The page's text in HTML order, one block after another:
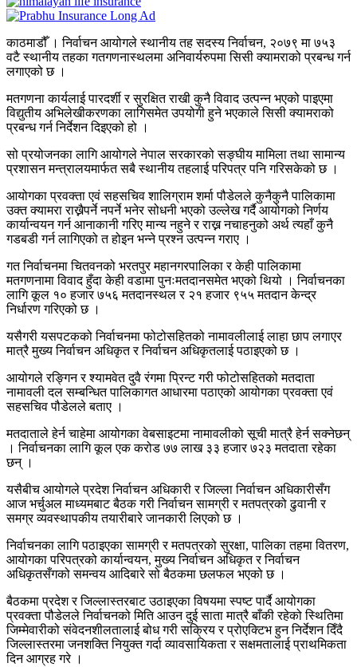
काठमाडौँ । निर्वाचन आयोगले स्थानीय तह सदस्य निर्वाचन, २०७९ मा ७५३
वटै स्थानीय तहका गतगणनास्थलमा अनिवार्यरुपमा सिसी क्यामराको प्रबन्ध गर्न
लगाएको छ ।
मतगणना कार्यलाई पारदर्शी र सुरक्षित राखी कुनै विवाद उत्पन्न भएको पाइएमा
विद्युतीय अभिलेखीकरणका लागिसमेत उपयोगी हुने भएकाले सिसी क्यामराको
प्रबन्ध गर्न निर्देशन दिइएको हो ।
सो प्रयोजनका लागि आयोगले नेपाल सरकारको सङ्घीय मामिला तथा सामान्य
प्रशासन मन्त्रालयमार्फत सबै स्थानीय तहलाई परिपत्र पनि गरिसकेको छ ।
आयोगका प्रवक्ता एवं सहसचिव शालिग्राम शर्मा पौडेलले कुनैकुनै पालिकामा
उक्त क्यामरा राख्नैपर्ने नपर्ने भनेर सोधनी भएको उल्लेख गर्दै आयोगको निर्णय
कार्यान्वयन गर्न आनाकानी गरिए मान्य नहुने र राख्न नचाहनुको अर्थ त्यहाँ कुनै
गडबडी गर्न लागिएको त होइन भन्ने प्रश्न उत्पन्न गराए ।
गत निर्वाचनमा चितवनको भरतपुर महानगरपालिका र केही पालिकामा
मतगणनामा विवाद हुँदा केही वडामा पुनःमतदानसमेत भएको थियो । निर्वाचनका
लागि कूल १० हजार ७५६ मतदानस्थल र २१ हजार ९५५ मतदान केन्द्र
निर्धारण गरिएको छ ।
यसैगरी यसपटकको निर्वाचनमा फोटोसहितको नामावलीलाई लाहा छाप लगाएर
मात्रै मुख्य निर्वाचन अधिकृत र निर्वाचन अधिकृतलाई पठाइएको छ ।
आयोगले रङ्गिन र श्यामवेत दुवै रंगमा प्रिन्ट गरी फोटोसहितको मतदाता
नामावली दल सम्बन्धित पालिकागत आधारमा पठाएको आयोगका प्रवक्ता एवं
सहसचिव पौडेलले बताए ।
मतदाताले हेर्न चाहेमा आयोगका वेबसाइटमा नामावलीको सूची मात्रै हेर्न सक्नेछन्
। निर्वाचनका लागि कूल एक करोड ७७ लाख ३३ हजार ७२३ मतदाता रहेका
छन् ।
यसैबीच आयोगले प्रदेश निर्वाचन अधिकारी र जिल्ला निर्वाचन अधिकारीसँग
आज भर्चुअल माध्यमबाट बैठक गरी निर्वाचन सामग्री र मतपत्रको ढुवानी र
समग्र व्यवस्थापकीय तयारीबारे जानकारी लिएको छ ।
निर्वाचनका लागि पठाइएका सामग्री र मतपत्रको सुरक्षा, पालिका तहमा वितरण,
आयोगका परिपत्रको कार्यान्वयन, मुख्य निर्वाचन अधिकृत र निर्वाचन
अधिकृतसँगको समन्वय आदिबारे सो बैठकमा छलफल भएको छ ।
बैठकमा प्रदेश र जिल्लास्तरबाट उठाइएका विषयमा स्पष्ट पार्दै आयोगका
प्रवक्ता पौडेलले निर्वाचनको मिति आउन दुई साता मात्रै बाँकी रहेको स्थितिमा
जिम्मेवारीको संवेदनशीलतालाई बोध गरी सक्रिय र प्रोएक्टिभ हुन निर्देशन दिँदै
जिल्लास्तरमा जनशक्ति नियुक्त गर्दा व्यावसायिकता र सक्षमतालाई प्राथमिकता
दिन आग्रह गरे ।